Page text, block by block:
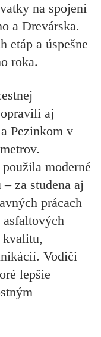
na spojení
a Drevárska.
etáp a úspešne
roka.
aj
Pezinkom v
moderné
za studena aj
prácach
kvalitu,
Vodiči
lepšie